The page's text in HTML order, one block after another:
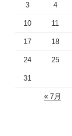
3 4
10 11
17 18
24 25
31
« 7月